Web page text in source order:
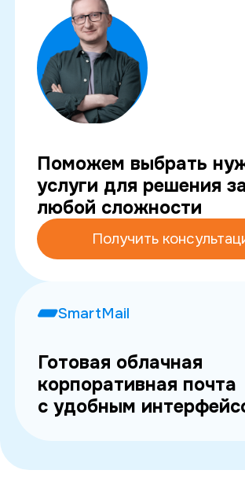
Поможем выбрать
услуги для решения
любой сложности
Получить
SmartMail
Готовая облачная
корпоративная почта
с удобным